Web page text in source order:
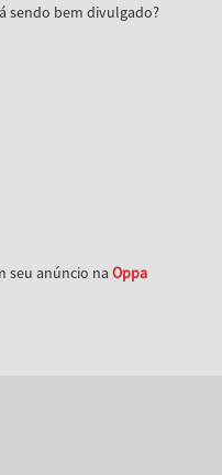
sendo bem divulgado?
seu anúncio na Oppa